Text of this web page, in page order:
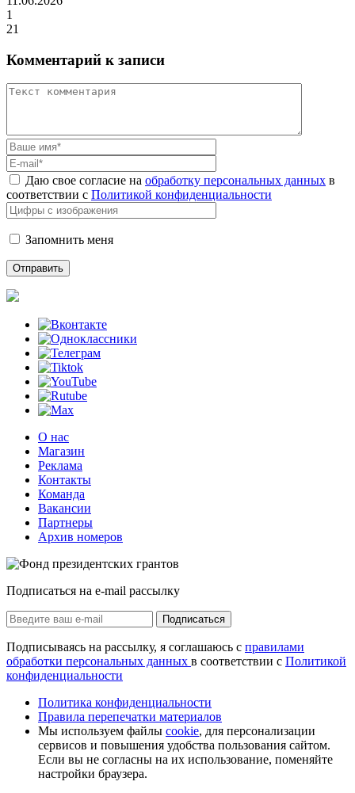
1
21
Комментарий к записи
Даю свое согласие на обработку персональных данных в
соответствии с Политикой конфиденциальности
Запомнить меня
О нас
Магазин
Реклама
Контакты
Команда
Вакансии
Партнеры
Архив номеров
Подписаться на e-mail рассылку
Подписаться
Подписываясь на рассылку, я соглашаюсь с правилами
обработки персональных данных в соответствии с Политикой
конфиденциальности
Политика конфиденциальности
Правила перепечатки материалов
Мы используем файлы cookie, для персонализации
сервисов и повышения удобства пользования сайтом.
Если вы не согласны на их использование, поменяйте
настройки браузера.